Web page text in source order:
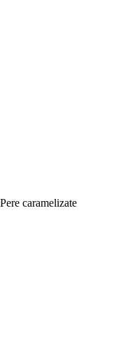
Pere caramelizate